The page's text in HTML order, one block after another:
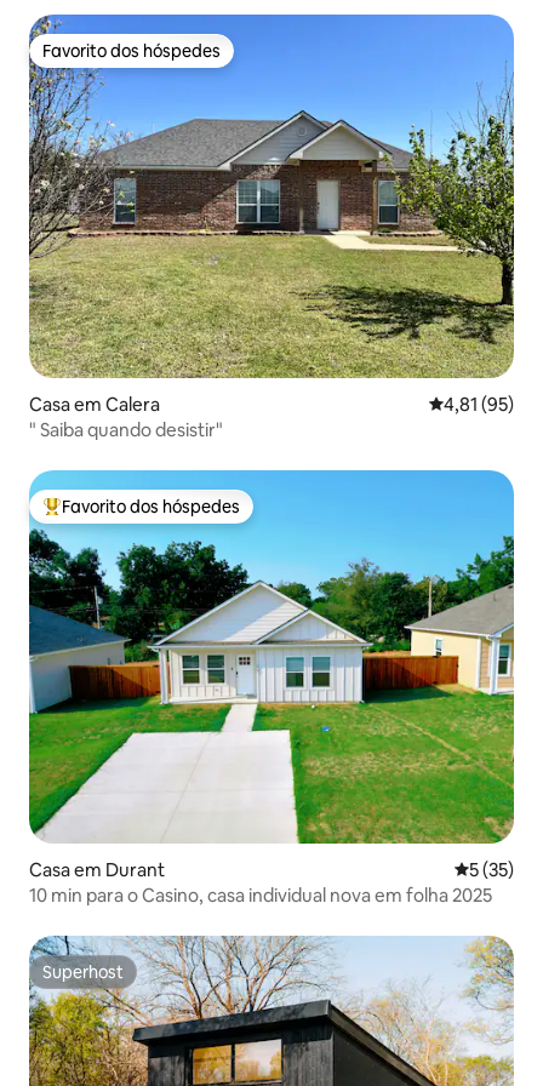
Favorito dos hóspedes
Favorito dos hóspedes
Casa em Calera Classificação
4,81 (95)
" Saiba quando desistir"
Favoritos dos hóspedes mais apreciados
Favorito dos hóspedes
Casa em Durant
5 (35)
10 min para o Casino, casa individual nova em folha 2025
Superhost
Superhost